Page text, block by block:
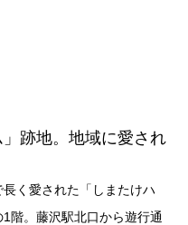
跡地。地域に愛され
く愛された「しまたけハ
階。藤沢駅北口から遊行通